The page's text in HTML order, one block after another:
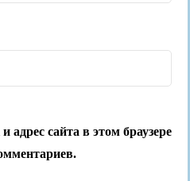
адрес сайта в этом браузере